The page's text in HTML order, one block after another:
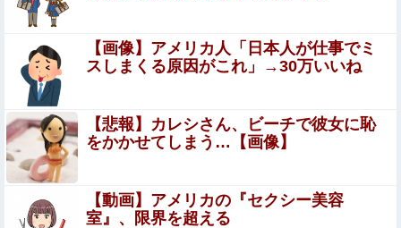
【呪術廻戦】 簡易領域が実はどういうもんなの
か分かってないんだが
宇垣美里、ニットお●ぱいの膨らみデッカ過ぎたまりませ
～ん
【朗報】瀬戸環奈さん、普通にYoutuberとして成功して
しまう
【画像】クーリッシュのタイアップが決定した
AKB48wwwwwwwwww
【画像】アメリカ人「日本人が仕事でミ
スしまくる原因がこれ」→30万いいね
【悲報】カレシさん、ビーチで彼女に恥
をかかせてしまう…【画像】
【動画】アメリカの『セクシー美容
室』、限界を超える